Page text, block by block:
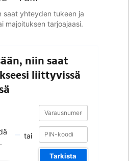
saat yhteyden tukeen ja
majoituksen tarjoajaasi.
niin saat
liittyvissä
tai
Varausnumero
Varausnumero
Tarkista